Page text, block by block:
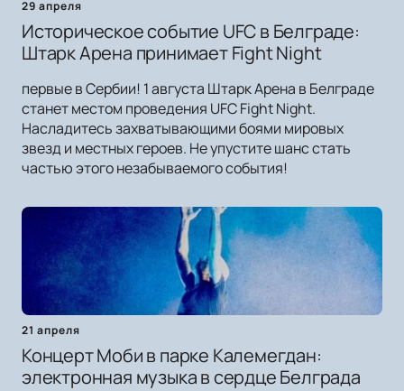
29 апреля
Историческое событие UFC в Белграде:
Штарк Арена принимает Fight Night
первые в Сербии! 1 августа Штарк Арена в Белграде
станет местом проведения UFC Fight Night.
Насладитесь захватывающими боями мировых
звезд и местных героев. Не упустите шанс стать
частью этого незабываемого события!
21 апреля
Концерт Моби в парке Калемегдан:
электронная музыка в сердце Белграда